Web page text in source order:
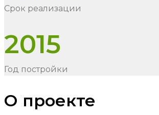
Срок реализации
2015
Год постройки
О проекте